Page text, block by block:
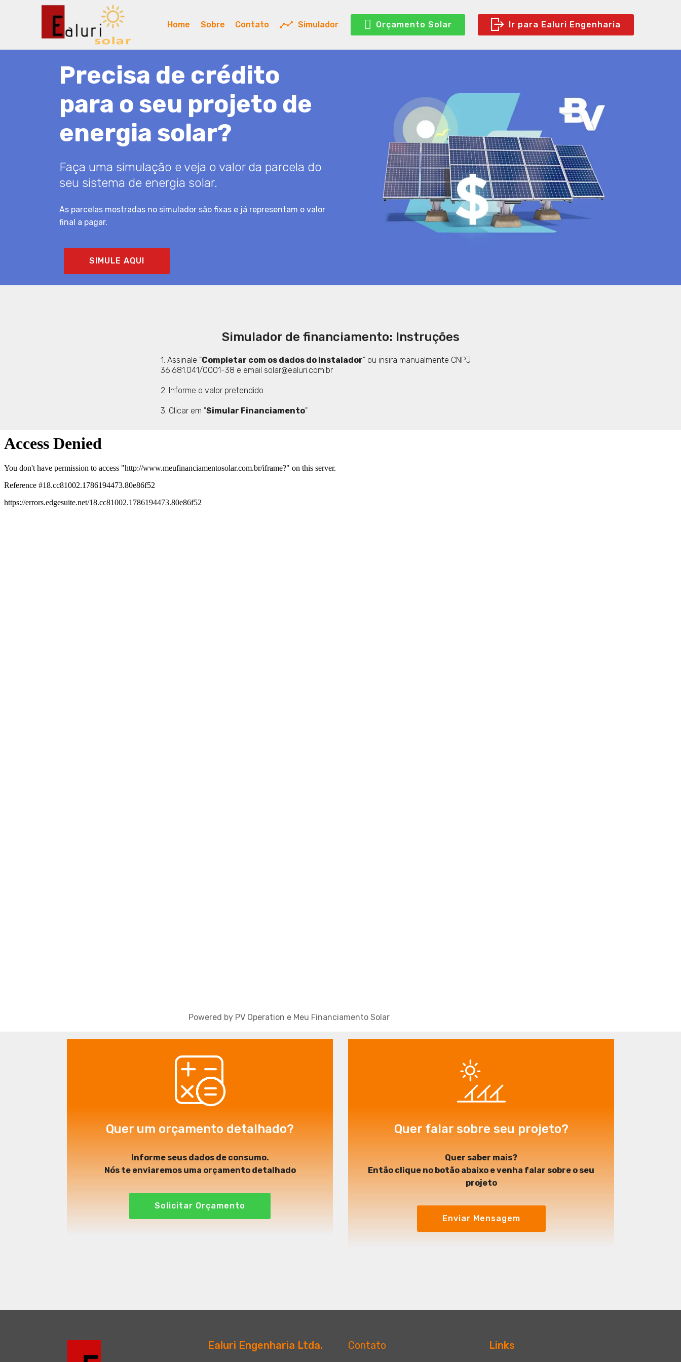
Home Sobre Contato Simulador Orçamento Solar Ir para Ealuri Engenharia
Precisa de crédito
para o seu projeto de
energia solar?
Faça uma simulação e veja o valor da parcela do
seu sistema de energia solar.
As parcelas mostradas no simulador são fixas e já representam o valor
final a pagar.
SIMULE AQUI
Simulador de financiamento: Instruções
1. Assinale "Completar com os dados do instalador" ou insira manualmente CNPJ
36.681.041/0001-38 e email solar@ealuri.com.br
2. Informe o valor pretendido
3. Clicar em "Simular Financiamento"
Powered by PV Operation e Meu Financiamento Solar
Quer um orçamento detalhado?
Informe seus dados de consumo.
Nós te enviaremos uma orçamento detalhado
Solicitar Orçamento
Quer falar sobre seu projeto?
Quer saber mais?
Então clique no botão abaixo e venha falar sobre o seu
projeto
Enviar Mensagem
Ealuri Engenharia Ltda. Contato Links